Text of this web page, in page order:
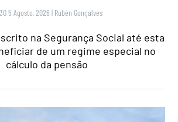
5 Agosto, 2026 | Rubén Gonçalves
na Segurança Social até esta
de um regime especial no
cálculo da pensão